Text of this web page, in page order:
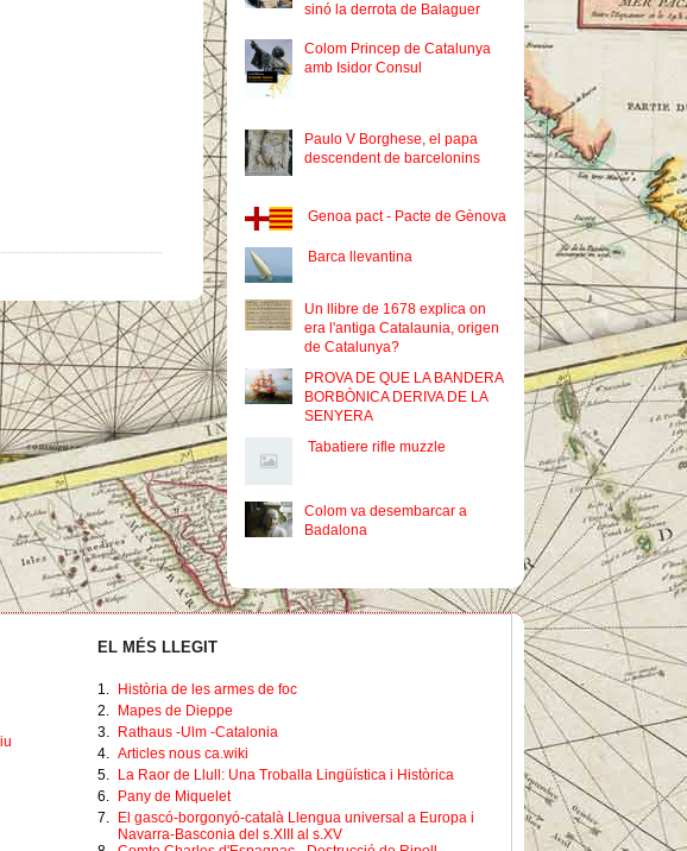
sinó la derrota de Balaguer
Colom Princep de Catalunya
amb Isidor Consul
Paulo V Borghese, el papa
descendent de barcelonins
Genoa pact - Pacte de Gènova
Barca llevantina
Un llibre de 1678 explica on
era l'antiga Catalaunia, origen
de Catalunya?
PROVA DE QUE LA BANDERA
BORBÒNICA DERIVA DE LA
SENYERA
Tabatiere rifle muzzle
Colom va desembarcar a
Badalona
EL MÉS LLEGIT
1.
Història de les armes de foc
2.
Mapes de Dieppe
3.
Rathaus -Ulm -Catalonia
4. Articles nous ca.wiki
5.
La Raor de Llull: Una Troballa Lingüística i Històrica
6.
Pany de Miquelet
7.
El gascó-borgonyó-català Llengua universal a Europa i
Navarra-Basconia del s.XIII al s.XV